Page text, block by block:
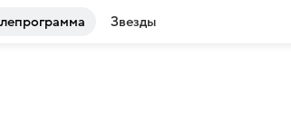
Звезды